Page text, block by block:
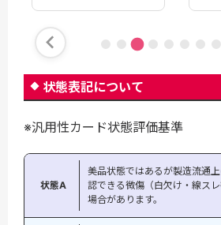
状態表記について
※汎用性カード状態評価基準
状態A
美品状態ではあるが製造流通
認できる微傷（白欠け・線ス
場合があります。